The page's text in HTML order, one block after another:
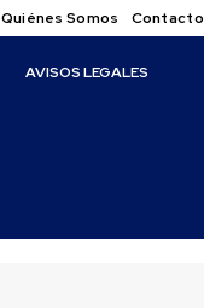
Quiénes Somos Contacto
AVISOS LEGALES